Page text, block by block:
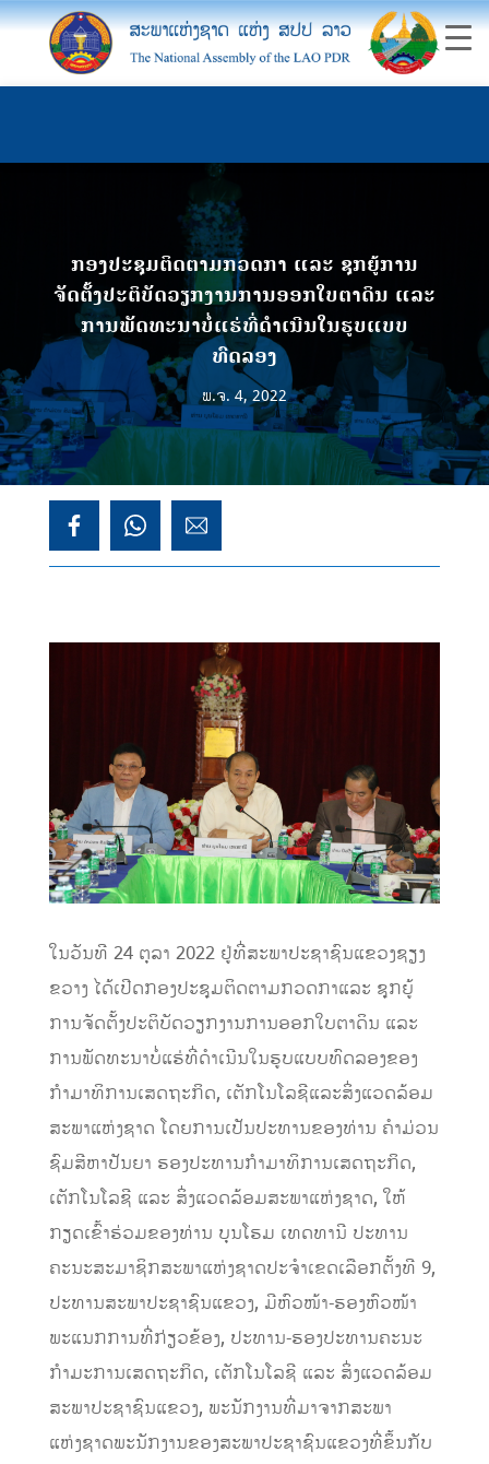
ກອງປະຊຸມຕິດຕາມກວດກາ ແລະ ຊຸກຍູ້ການ
ຈັດຕັ້ງປະຕິບັດວຽກງານການອອກໃບຕາດິນ ແລະ
ການພັດທະນາບໍ່ແຮ່ທີ່ດໍາເນີນໃນຮູບແບບ
ທົດລອງ
ພ.ຈ. 4, 2022
ໃນວັນທີ 24 ຕຸລາ 2022 ຢູ່ທີ່ສະພາປະຊາຊົນແຂວງຊຽງ
ຂວາງ ໄດ້ເປີດກອງປະຊຸມຕິດຕາມກວດກາແລະ ຊຸກຍູ້
ການຈັດຕັ້ງປະຕິບັດວຽກງານການອອກໃບຕາດິນ ແລະ
ການພັດທະນາບໍ່ແຮ່ທີ່ດໍາເນີນໃນຮູບແບບທົດລອງຂອງ
ກຳມາທິການເສດຖະກິດ, ເຕັກໂນໂລຊີແລະສິ່ງແວດລ້ອມ
ສະພາແຫ່ງຊາດ ໂດຍການເປັນປະທານຂອງທ່ານ ຄໍາມ່ວນ
ຊົມສີຫາປັນຍາ ຮອງປະທານກໍາມາທິການເສດຖະກິດ,
ເຕັກໂນໂລຊີ ແລະ ສິ່ງແວດລ້ອມສະພາແຫ່ງຊາດ, ໃຫ້
ກຽດເຂົ້າຮ່ວມຂອງທ່ານ ບຸນໂຮມ ເທດທານີ ປະທານ​
ຄະນະ​ສະມາຊິກ​ສະພາ​ແຫ່ງ​ຊາດ​ປະ​ຈໍ​າ​ເຂດ​ເລືອກ​ຕັ້ງ​ທີ 9,
ປະທານສະພາປະຊາຊົນແຂວງ, ມີຫົວໜ້າ-ຮອງຫົວໜ້າ
ພະແນກການທີ່ກ່ຽວຂ້ອງ, ປະທານ-ຮອງປະທານຄະນະ
ກໍາມະການເສດຖະກິດ, ເຕັກໂນໂລຊີ ແລະ ສິ່ງແວດລ້ອມ
ສະພາປະຊາຊົນແຂວງ, ພະນັກງານທີ່ມາຈາກສະພາ
ແຫ່ງຊາດພະນັກງານຂອງສະພາປະຊາຊົນແຂວງທີ່ຂຶ້ນກັບ